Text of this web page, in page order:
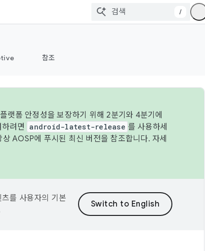
/
참조
랫폼 안정성을 보장하기 위해 2분기와 4분기에
려면
android-latest-release 를 사용하세
AOSP에 푸시된 최신 버전을 참조합니다. 자세
를 사용자의 기본